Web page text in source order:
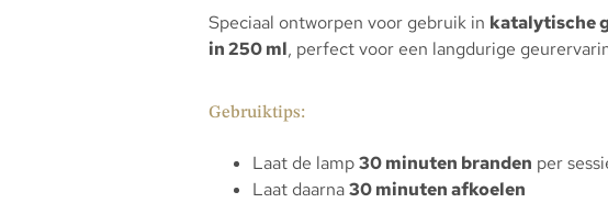
Speciaal ontworpen voor gebruik in katalytische
in 250 ml, perfect voor een langdurige
Gebruiktips:
Laat de lamp30 minuten branden per
Laat daarna30 minuten afkoelen